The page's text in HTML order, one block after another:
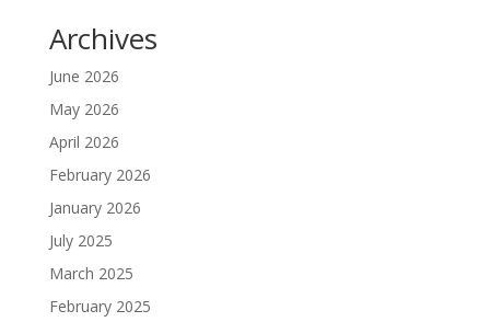
Archives
June 2026
May 2026
April 2026
February 2026
January 2026
July 2025
March 2025
February 2025